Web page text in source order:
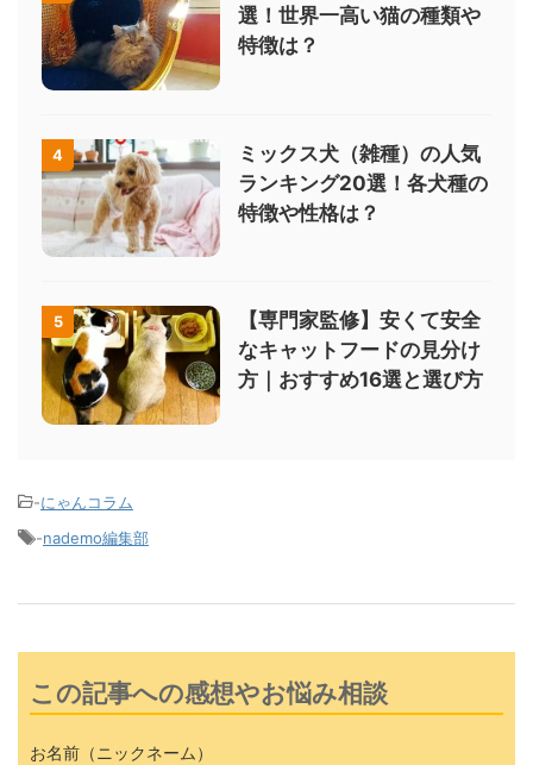
選！世界一高い猫の種類や
特徴は？
4
ミックス犬（雑種）の人気
ランキング20選！各犬種の
特徴や性格は？
5
【専門家監修】安くて安全
なキャットフードの見分け
方｜おすすめ16選と選び方
-にゃんコラム
-nademo編集部
この記事への感想やお悩み相談
お名前（ニックネーム）